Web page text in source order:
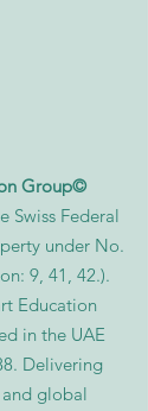
Group©
Swiss Federal
under No.
9, 41, 42.).
Education
in the UAE
. Delivering
global